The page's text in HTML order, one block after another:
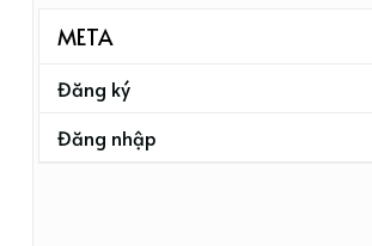
META
Đăng ký
Đăng nhập